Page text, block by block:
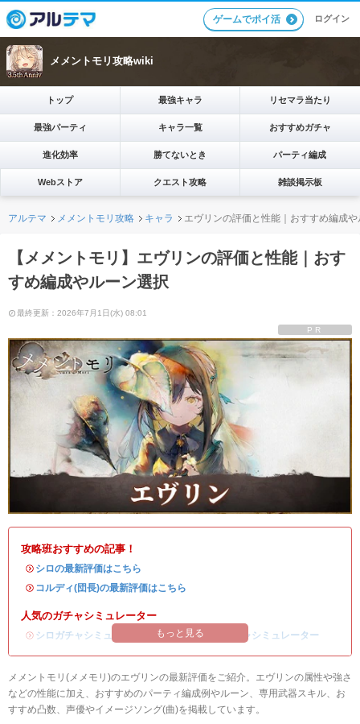
ゲームでポイ活 ログイン
メメントモリ攻略wiki
トップ 最強キャラ リセマラ当たり
最強パーティ キャラ一覧 おすすめガチャ
進化効率 勝てないとき パーティ編成
Webストア クエスト攻略 雑談掲示板
アルテマ メメントモリ攻略 キャラ エヴリンの評価と性能｜おすすめ編成
【メメントモリ】エヴリンの評価と性能｜おす
すめ編成やルーン選択
最終更新：2026年7月1日(水) 08:01
PR
攻略班おすすめの記事！
・ シロの最新評価はこちら
・ コルディ(団長)の最新評価はこちら
人気のガチャシミュレーター
・ シロガチャシミュレーター /コルディ(団長)ガチャシミュレーター
もっと見る
メメントモリ(メメモリ)のエヴリンの最新評価をご紹介。エヴリンの属性や強さ
などの性能に加え、おすすめのパーティ編成例やルーン、専用武器スキル、お
すすめ凸数、声優やイメージソング(曲)を掲載しています。